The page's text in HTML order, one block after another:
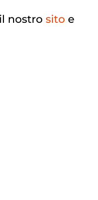
nostro sito e